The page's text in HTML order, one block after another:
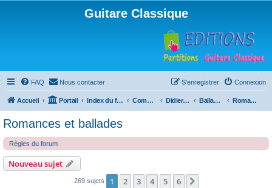
Guitare Classique
FAQ Nous contacter Connexion
S’enregistrer
Accueil Portail Index du forum Compositions Didierland Ballades et autres réveries Romances et ballades
Romances et ballades
Règles du forum
Nouveau sujet
269 sujets 1 2 3 4 5 6